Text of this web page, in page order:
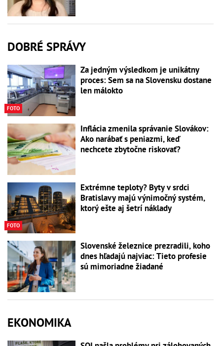
DOBRÉ SPRÁVY
FOTO
Za jedným výsledkom je unikátny
proces: Sem sa na Slovensku dostane
len málokto
Inflácia zmenila správanie Slovákov:
Ako narábať s peniazmi, keď
nechcete zbytočne riskovať?
FOTO
Extrémne teploty? Byty v srdci
Bratislavy majú výnimočný systém,
ktorý ešte aj šetrí náklady
Slovenské železnice prezradili, koho
dnes hľadajú najviac: Tieto profesie
sú mimoriadne žiadané
EKONOMIKA